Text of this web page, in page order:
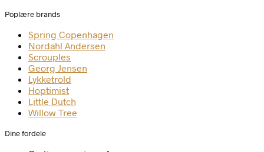
Poplære brands
Spring Copenhagen
Nordahl Andersen
Scrouples
Georg Jensen
Lykketrold
Hoptimist
Little Dutch
Willow Tree
Dine fordele